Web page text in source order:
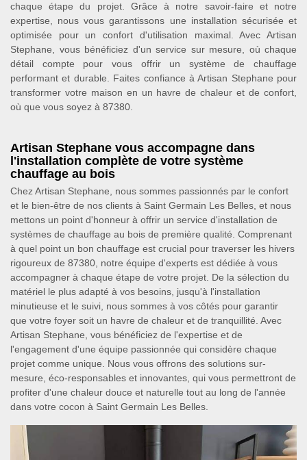
chaque étape du projet. Grâce à notre savoir-faire et notre
expertise, nous vous garantissons une installation sécurisée et
optimisée pour un confort d'utilisation maximal. Avec Artisan
Stephane, vous bénéficiez d'un service sur mesure, où chaque
détail compte pour vous offrir un système de chauffage
performant et durable. Faites confiance à Artisan Stephane pour
transformer votre maison en un havre de chaleur et de confort,
où que vous soyez à 87380.
Artisan Stephane vous accompagne dans
l'installation complète de votre système
chauffage au bois
Chez Artisan Stephane, nous sommes passionnés par le confort
et le bien-être de nos clients à Saint Germain Les Belles, et nous
mettons un point d'honneur à offrir un service d'installation de
systèmes de chauffage au bois de première qualité. Comprenant
à quel point un bon chauffage est crucial pour traverser les hivers
rigoureux de 87380, notre équipe d'experts est dédiée à vous
accompagner à chaque étape de votre projet. De la sélection du
matériel le plus adapté à vos besoins, jusqu'à l'installation
minutieuse et le suivi, nous sommes à vos côtés pour garantir
que votre foyer soit un havre de chaleur et de tranquillité. Avec
Artisan Stephane, vous bénéficiez de l'expertise et de
l'engagement d'une équipe passionnée qui considère chaque
projet comme unique. Nous vous offrons des solutions sur-
mesure, éco-responsables et innovantes, qui vous permettront de
profiter d'une chaleur douce et naturelle tout au long de l'année
dans votre cocon à Saint Germain Les Belles.